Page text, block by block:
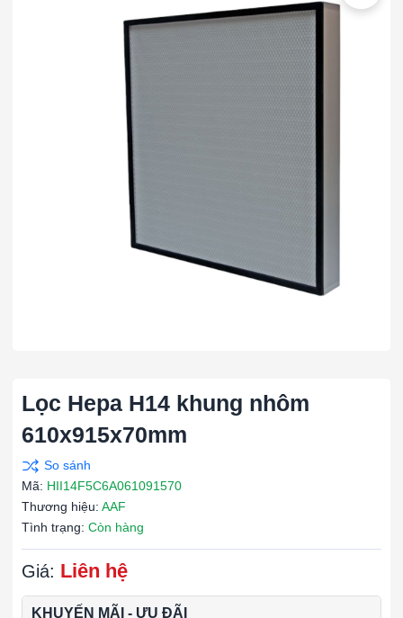
Lọc Hepa H14 khung nhôm
610x915x70mm
Mã: HII14F5C6A061091570
Thương hiệu: AAF
Tình trạng: Còn hàng
Giá: Liên hệ
KHUYẾN MÃI - ƯU ĐÃI